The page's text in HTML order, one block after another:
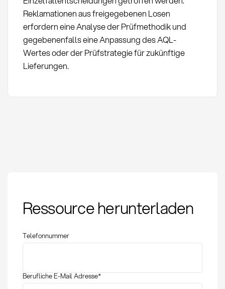
Reklamationen aus freigegebenen Losen
erfordern eine Analyse der Prüfmethodik und
gegebenenfalls eine Anpassung des AQL-
Wertes oder der Prüfstrategie für zukünftige
Lieferungen.
AQL-Stichprobe:
Definition &
Ressource herunterladen
Telefonnummer
Berufliche E-Mail Adresse*